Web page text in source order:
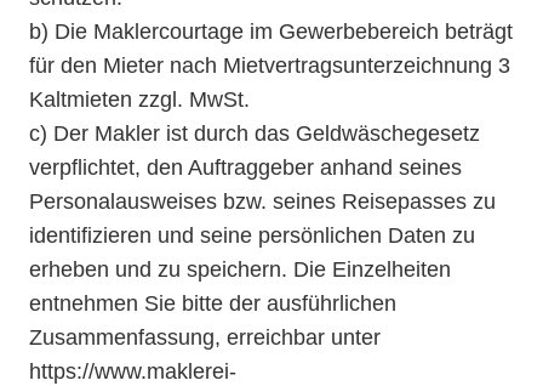
b) Die Maklercourtage im Gewerbebereich beträgt
für den Mieter nach Mietvertragsunterzeichnung 3
Kaltmieten zzgl. MwSt.
c) Der Makler ist durch das Geldwäschegesetz
verpflichtet, den Auftraggeber anhand seines
Personalausweises bzw. seines Reisepasses zu
identifizieren und seine persönlichen Daten zu
erheben und zu speichern. Die Einzelheiten
entnehmen Sie bitte der ausführlichen
Zusammenfassung, erreichbar unter
https://www.maklerei-